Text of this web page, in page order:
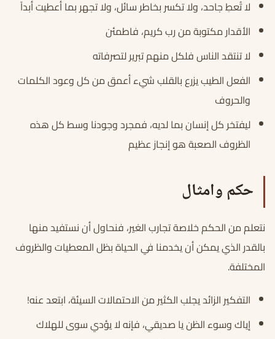
لا تُعطِ جاحد، ولا تكسر بخاطر سائل، ولا تجهر بما أعطيت أبداً
الأقدار مكتوبة من رب كريم، فاطمئن
لا تنتقد الناس فلكل منهم تبرير لتصرفاته
الفعل الطيب يزرع بالقلب شيء أعمق من كل وعود الكلمات
والحروف
ليفتخر كل إنسان بما لديه، فمجرد وجودنا وسط كل هذه
الظروف الصعبة هو إنجاز عظيم
حكم وامثال
نتعلم من الحكم خلاصة تجارب الغير، فنحاول أن نستفيد منها
بالقدر الذي يمكن أن يخدمنا في الحياة بظل المعطيات والظروف
المختلفة.
التفكير الزائد يجلب الكثير من الاحتمالات السيئة، ابتعد عنه!
إياك وسوء الظن يا صديقي، فإنه لا يؤدي سوى للهلاك